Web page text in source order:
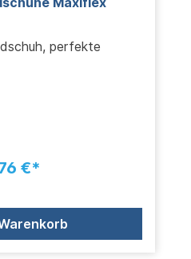
perfekte
€*